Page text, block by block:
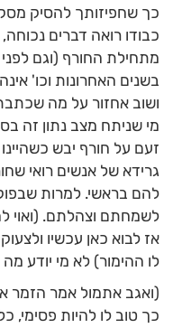
כך שחפיזותך להסיק
כבודו רואה דברים
מתחילת החורף (וגם
בשנים האחרונות וכו'
ושוב אחזור על מה
מי שניתח מצב נתון זה
זעם על חורף יבש
גרידא של אנשים רואי
להם בראשי. למרות
לשמחתם וצהלתם. (ואוי
אז לבוא כאן עכשיו
לו ההימור) לא מי יודע
(ואגב אתמול אמר הזמר
כך טוב לו להיות פסימי,